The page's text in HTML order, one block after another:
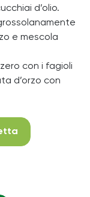
d’olio.
e mescola
con i fagioli
d’orzo con